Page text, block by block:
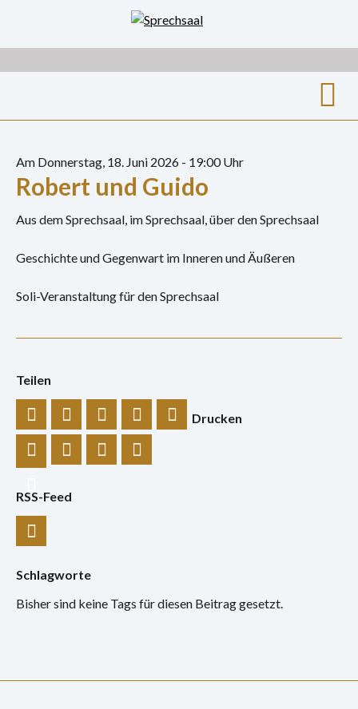
springen
nach:
Archiv
Ausstellungen
Film
Gespräch
Performance
Vernissage
Vortrag
Sprechsaal
Archiv
Ausstellungen
Film
Hörspiel
Am Donnerstag, 18. Juni 2026 - 19:00 Uhr
Robert und Guido
Aus dem Sprechsaal, im Sprechsaal, über den Sprechsaal
Geschichte und Gegenwart im Inneren und Äußeren
Soli-Veranstaltung für den Sprechsaal
Teilen
Drucken
RSS-Feed
Schlagworte
Bisher sind keine Tags für diesen Beitrag gesetzt.